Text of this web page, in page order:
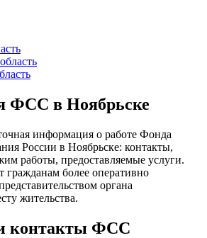
ФСС в Ноябрьске
информация о работе Фонда
России в Ноябрьске: контакты,
работы, предоставляемые услуги.
гражданам более оперативно
органа
жительства.
контакты ФСС